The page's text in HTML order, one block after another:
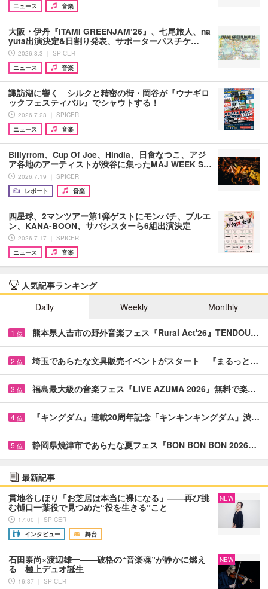
ニュース 音楽
大阪・伊丹『ITAMI GREENJAM’26』、七尾旅人、na
yuta出演決定&日割り発表、サポーターパスチケ…
2026.8.3 ｜ SPICER
ニュース
音楽
諏訪湖に響く シルクと精密の街・岡谷が『ウナギロ
ックフェスティバル』でシャウトする！
2026.7.23 ｜ SPICER
ニュース
音楽
Billyrrom、Cup Of Joe、Hindia、日食なつこ、アジ
ア各地のアーティストが渋谷に集ったMAJ WEEK S…
2026.7.19 ｜ SPICER
レポート
音楽
四星球、2マンツアー第1弾ゲストにモンパチ、ブルエ
ン、KANA-BOON、サバシスターら6組出演決定
2026.7.17 ｜ SPICER
ニュース
音楽
人気記事ランキング
Daily
Weekly Monthly
1 位 熊本県人吉市の野外音楽フェス『Rural Act'26』TENDOU…
2 位 埼玉であらたな文具販売イベントがスタート 『まるっと…
3 位 福島最大級の音楽フェス『LIVE AZUMA 2026』無料で楽…
4 位 『キングダム』連載20周年記念「キンキンキングダム」渋…
5 位 静岡県焼津市であらたな夏フェス『BON BON BON 2026…
最新記事
貫地谷しほり「お芝居は本当に裸になる」――再び挑
む樋口一葉役で見つめた“役を生きる”こと
17:00 ｜ SPICER
インタビュー
舞台
NEW
石田泰尚×渡辺雄一――破格の“音楽魂”が静かに燃え
る 極上デュオ誕生
16:37 ｜ SPICER
NEW